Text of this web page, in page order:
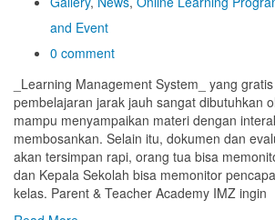
and Event
0 comment
_Learning Management System_ yang
pembelajaran jarak jauh sangat dibutuhkan
mampu menyampaikan materi dengan
membosankan. Selain itu, dokumen dan
akan tersimpan rapi, orang tua bisa
dan Kepala Sekolah bisa memonitor
kelas. Parent & Teacher Academy IMZ ingin